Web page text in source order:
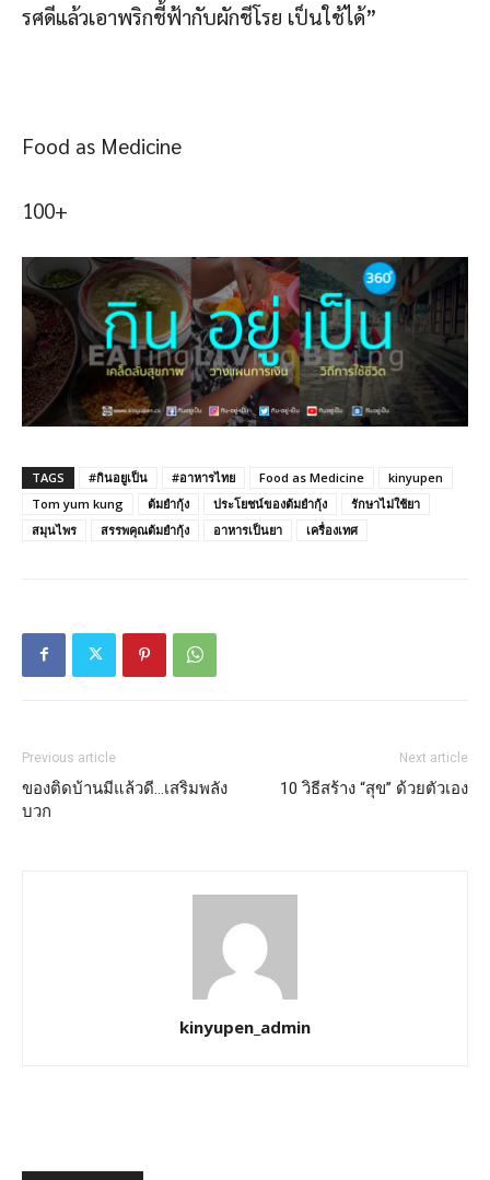
รศดีแล้วเอาพริกชี้ฟ้ากับผักชีโรย เป็นใช้ได้”
Food as Medicine
100+
TAGS #กินอยูเป็น #อาหารไทย Food as Medicine
kinyupen
Tom yum kung
ต้มยำกุ้ง ประโยชน์ของต้มยำกุ้ง
รักษาไม่ใช้ยา
สมุนไพร
สรรพคุณต้มยำกุ้ง อาหารเป็นยา เครื่องเทศ
Previous article
ของติดบ้านมีแล้วดี…เสริมพลัง
บวก
Next article
10 วิธีสร้าง “สุข” ด้วยตัวเอง
kinyupen_admin